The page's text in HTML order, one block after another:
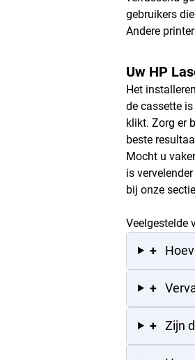
gebruikers
Andere
Uw HP
Het
de cassette
klikt. Zorg er
beste
Mocht u
is
bij onze
Veelgestelde
+
+
+ Zijn